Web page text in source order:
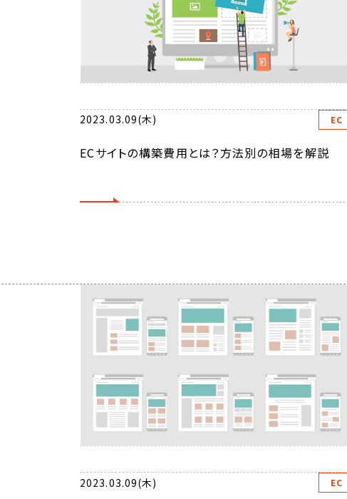
2023.03.09(木) EC
ECサイトの構築費用とは？方法別の相場を解説
2023.03.09(木) EC